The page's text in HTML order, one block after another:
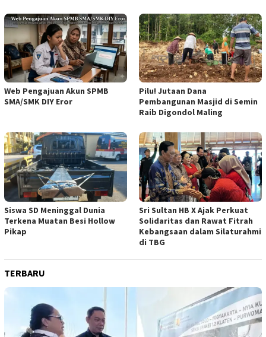
Web Pengajuan Akun SPMB
SMA/SMK DIY Eror
Pilu! Jutaan Dana
Pembangunan Masjid di Semin
Raib Digondol Maling
Siswa SD Meninggal Dunia
Terkena Muatan Besi Hollow
Pikap
Sri Sultan HB X Ajak Perkuat
Solidaritas dan Rawat Fitrah
Kebangsaan dalam Silaturahmi
di TBG
TERBARU